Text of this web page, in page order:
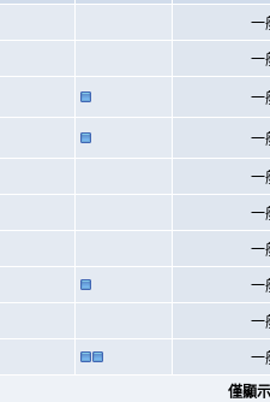
一
一
一
一
一
一
一
一
一
一
僅顯